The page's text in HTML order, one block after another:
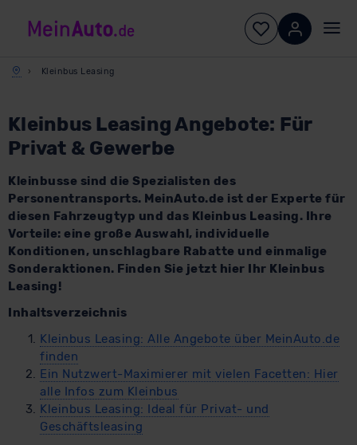
Kleinbus Leasing
Kleinbus Leasing Angebote: Für
Privat & Gewerbe
Kleinbusse sind die Spezialisten des
Personentransports. MeinAuto.de ist der Experte für
diesen Fahrzeugtyp und das Kleinbus Leasing. Ihre
Vorteile: eine große Auswahl, individuelle
Konditionen, unschlagbare Rabatte und einmalige
Sonderaktionen. Finden Sie jetzt hier Ihr Kleinbus
Leasing!
Inhaltsverzeichnis
Kleinbus Leasing: Alle Angebote über MeinAuto.de
finden
Ein Nutzwert-Maximierer mit vielen Facetten: Hier
alle Infos zum Kleinbus
Kleinbus Leasing: Ideal für Privat- und
Geschäftsleasing